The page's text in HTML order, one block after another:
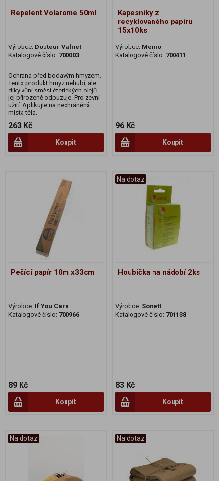
Repelent Volarome 50ml
Výrobce: Docteur Valnet
Katalogové číslo: 700003
Ochrana před bodavým hmyzem.
Tento produkt hmyz nehubí, ale
díky vůni směsi éterických olejů
jej přirozeně odpuzuje. Pro zevní
užití. Aplikujte na nechráněná
místa těla.
263 Kč
Koupit
Kapesníky z
recyklovaného papíru
15x10ks
Výrobce: Memo
Katalogové číslo: 700411
96 Kč
Koupit
Pečící papír 10m x33cm
Výrobce: If You Care
Katalogové číslo: 700966
89 Kč
Koupit
Na dotaz
Houbička na nádobí 2ks
Výrobce: Sonett
Katalogové číslo: 701138
83 Kč
Koupit
Na dotaz Na dotaz